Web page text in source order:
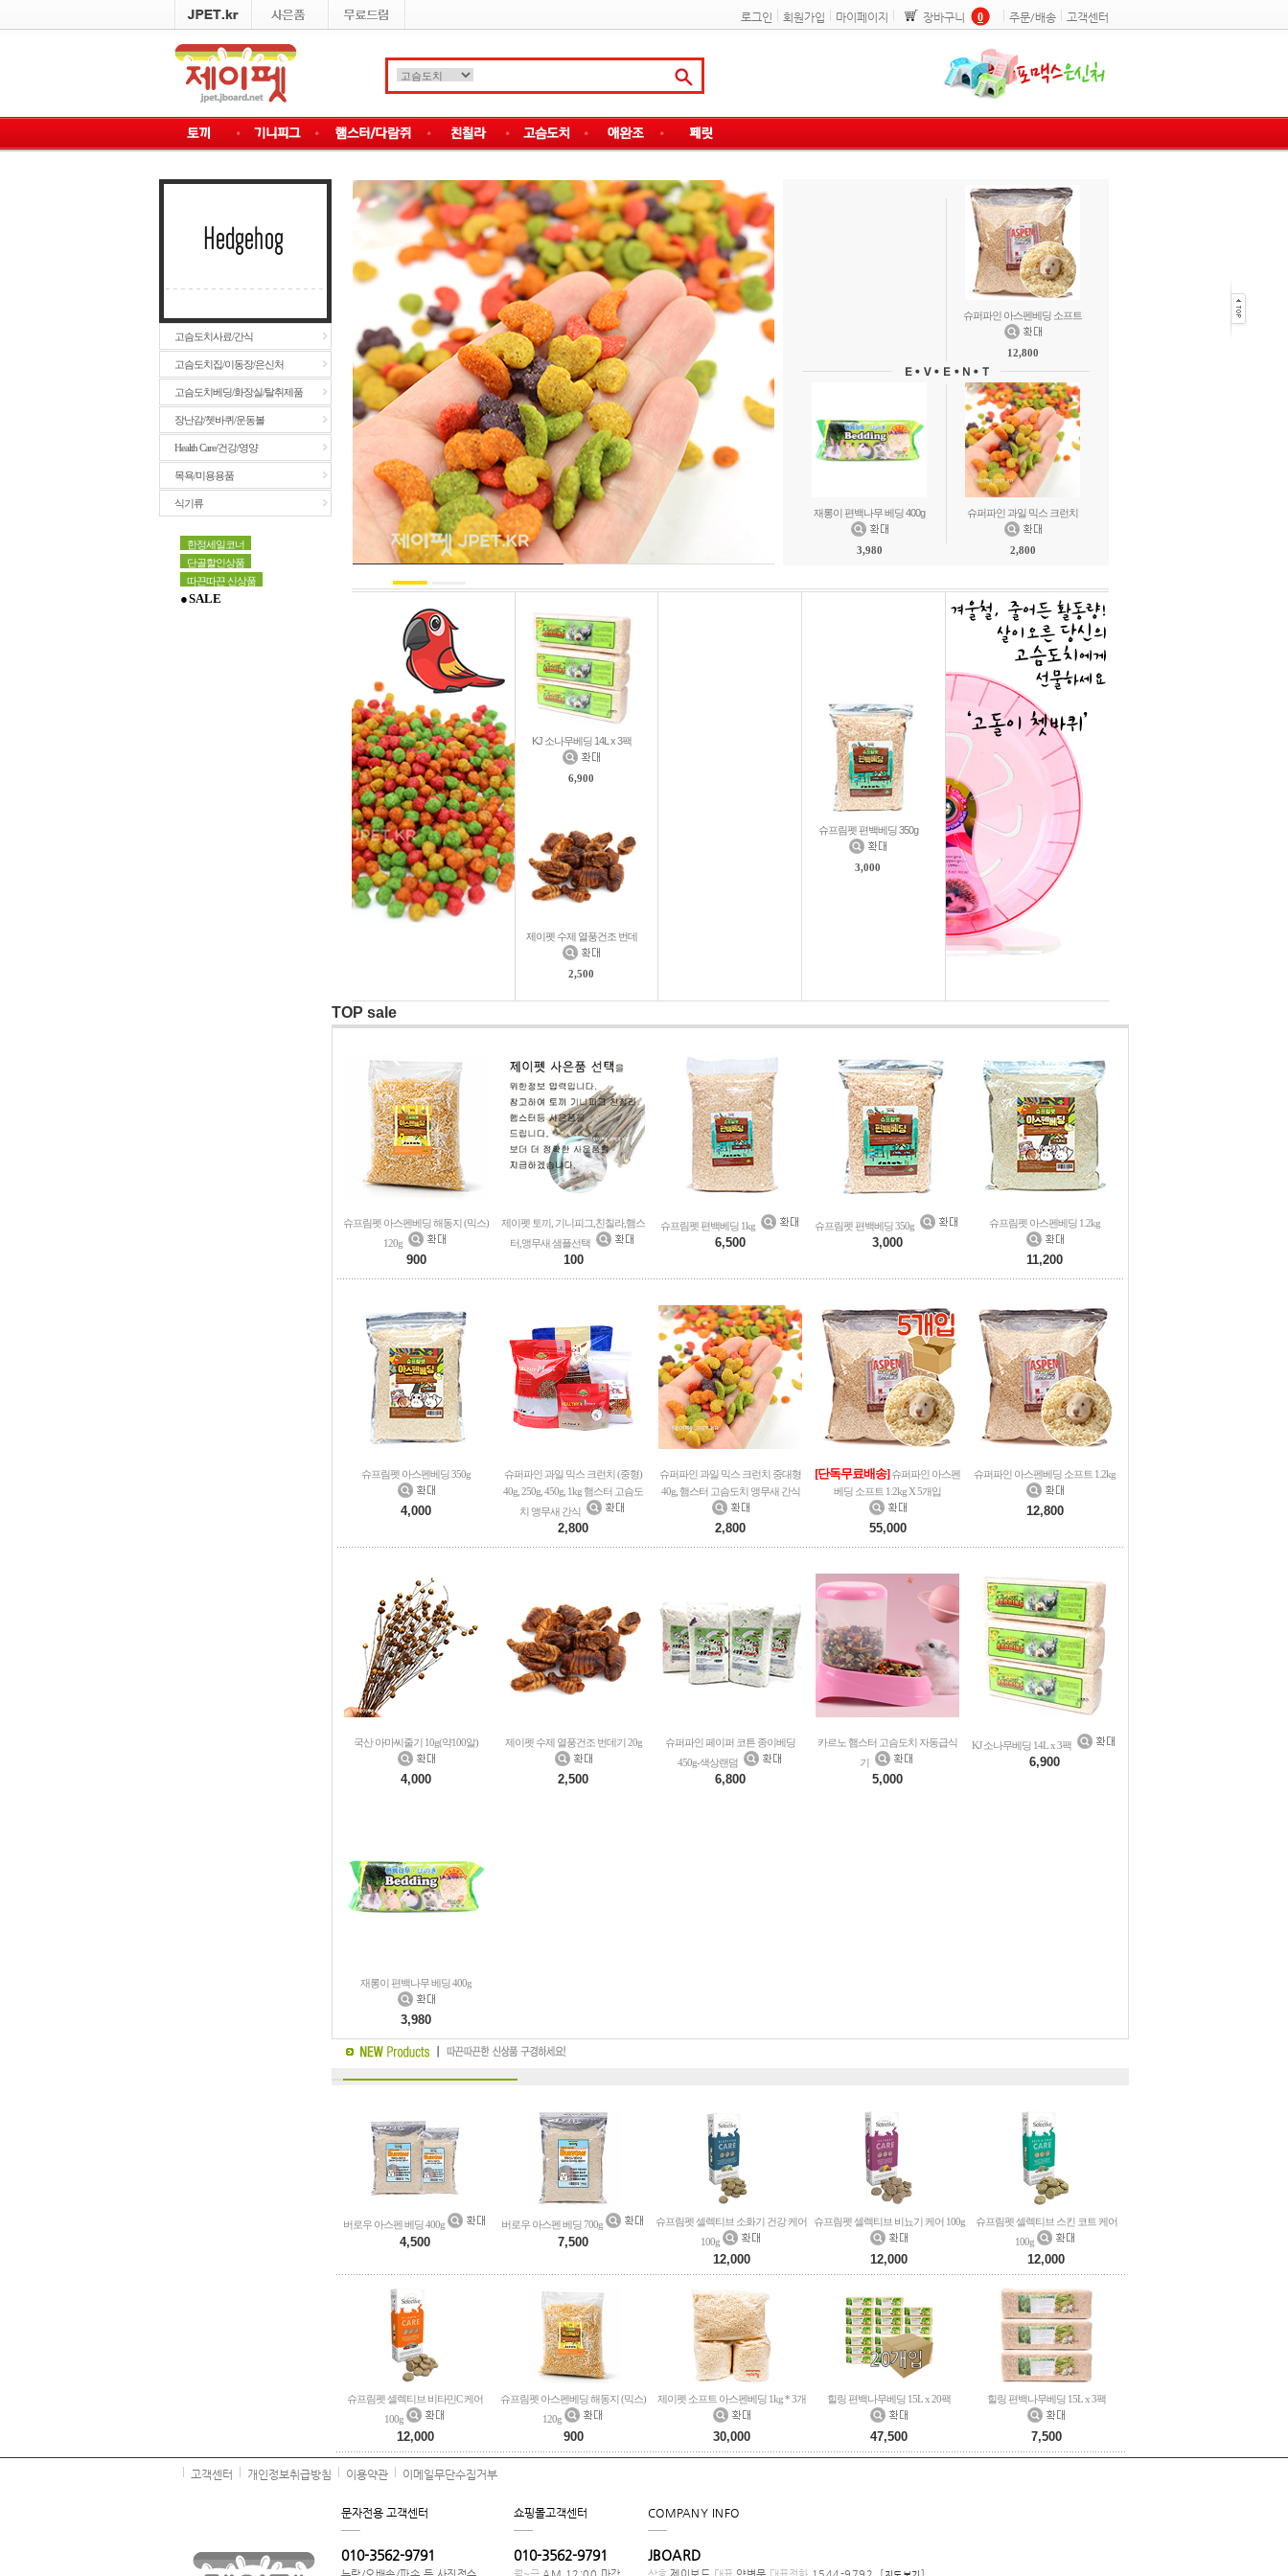
로그인 회원가입 마이페이지 장바구니 0 주문/배송 고객센터
고슴도치사료/간식
고슴도치집/이동장/은신처
고슴도치베딩/화장실/탈취제품
장난감/쳇바퀴/운동볼
Health Care/건강/영양
목욕/미용용품
식기류
한정세일코너
단골할인상품
따끈따끈 신상품
● S A L E
슈퍼파인 아스펜베딩 소프트
12,800
재롱이 편백나무 베딩 400g
3,980
슈퍼파인 과일 믹스 크런치
2,800
KJ 소나무베딩 14L x 3팩
6,900
제이펫 수제 열풍건조 번데
2,500
슈프림펫 편백베딩 350g
3,000
TOP sale
슈프림펫 아스펜베딩 해동지 (믹스)
120g
900
제이펫 토끼, 기니피그,친칠라,햄스
터,앵무새 샘플선택
100
슈프림펫 편백베딩 1kg
6,500
슈프림펫 편백베딩 350g
3,000
슈프림펫 아스펜베딩 1.2kg
11,200
슈프림펫 아스펜베딩 350g
4,000
슈퍼파인 과일 믹스 크런치 (중형)
40g, 250g, 450g, 1kg 햄스터 고슴도
치 앵무새 간식
2,800
슈퍼파인 과일 믹스 크런치 중대형
40g, 햄스터 고슴도치 앵무새 간식
2,800
[단독무료배송] 슈퍼파인 아스펜
베딩 소프트 1.2kg X 5개입
55,000
슈퍼파인 아스펜베딩 소프트 1.2kg
12,800
국산 아마씨줄기 10g(약100알)
4,000
제이펫 수제 열풍건조 번데기 20g
2,500
슈퍼파인 페이퍼 코튼 종이베딩
450g-색상랜덤
6,800
카르노 햄스터 고슴도치 자동급식
기
5,000
KJ 소나무베딩 14L x 3팩
6,900
재롱이 편백나무 베딩 400g
3,980
버로우 아스펜 베딩 400g
4,500
버로우 아스펜 베딩 700g
7,500
슈프림펫 셀렉티브 소화기 건강 케어
100g
12,000
슈프림펫 셀렉티브 비뇨기 케어 100g
12,000
슈프림펫 셀렉티브 스킨 코트 케어
100g
12,000
슈프림펫 셀렉티브 비타민C 케어
100g
12,000
슈프림펫 아스펜베딩 해동지 (믹스)
120g
900
제이펫 소프트 아스펜베딩 1kg * 3개
30,000
힐링 편백나무베딩 15L x 20팩
47,500
힐링 편백나무베딩 15L x 3팩
7,500
고객센터 개인정보취급방침 이용약관 이메일무단수집거부
문자전용 고객센터
010-3562-9791
쇼핑몰고객센터
010-3562-9791
COMPANY INFO
JBOARD